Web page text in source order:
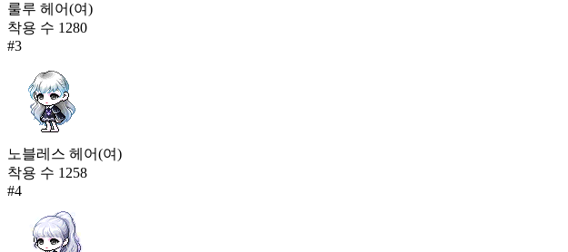
공중정원의 시종 의상(여)
59,907
룰루 헤어(여)
착용 수 1280
#3
노블레스 헤어(여)
착용 수 1258
#4